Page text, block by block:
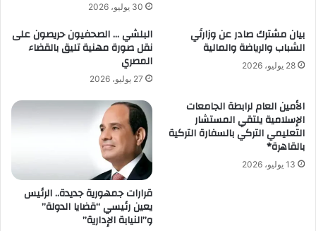
30 يوليو، 2026
بيان مشترك صادر عن وزارتَي
الشباب والرياضة والمالية
28 يوليو، 2026
البلشي … الصحفيون حريصون على
نقل صورة مهنية تليق بالقضاء
المصري
27 يوليو، 2026
الأمين العام لرابطة الجامعات
الإسلامية يلتقي المستشار
التعليمي التركي بالسفارة التركية
بالقاهرة*
13 يوليو، 2026
قرارات جمهورية جديدة.. الرئيس
يعين رئيسي “قضايا الدولة”
و”النيابة الإدارية”